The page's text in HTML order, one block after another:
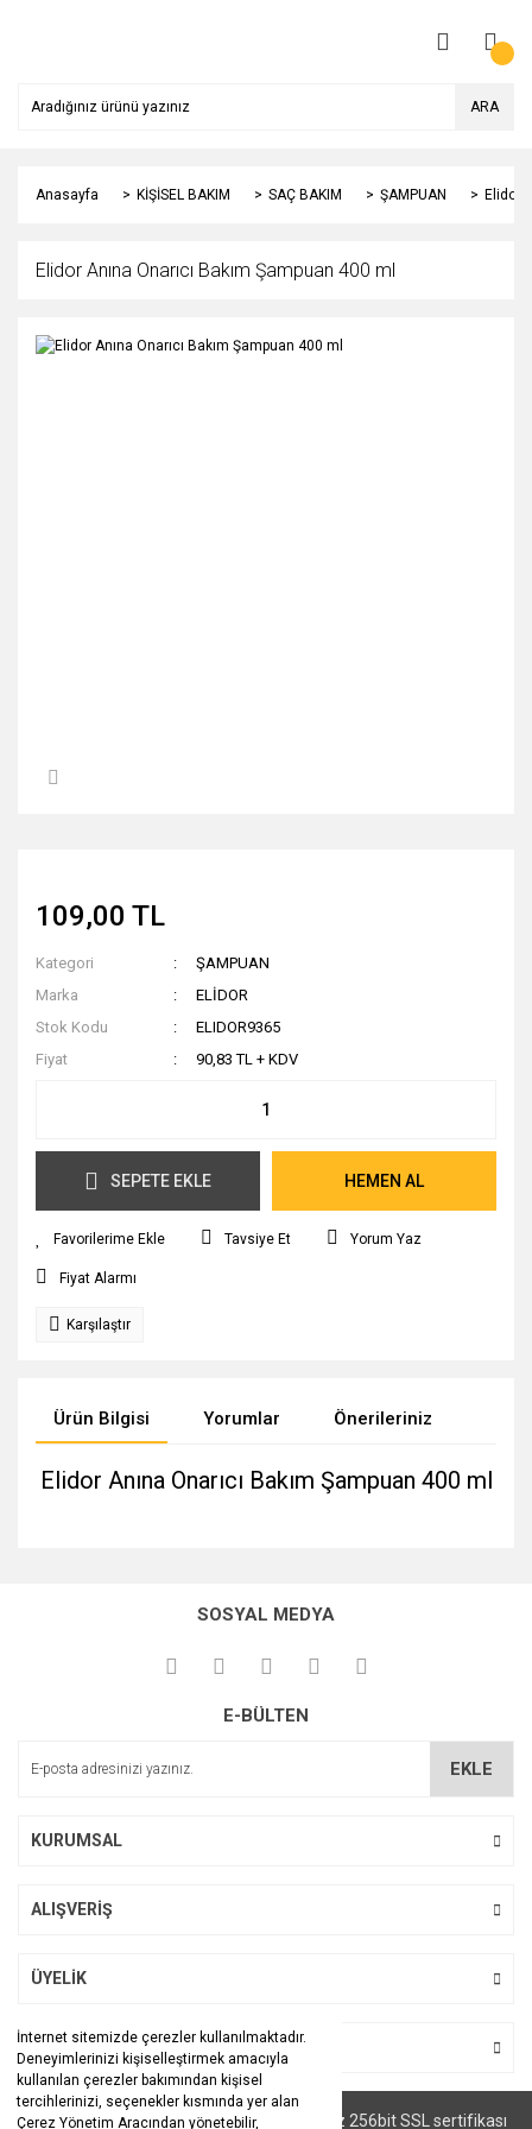
İnternet sitemizde çerezler kullanılmaktadır.
Deneyimlerinizi kişiselleştirmek amacıyla
kullanılan çerezler bakımından kişisel
tercihlerinizi, seçenekler kısmında yer alan
Çerez Yönetim Aracından yönetebilir,
ARA
Anasayfa KİŞİSEL BAKIM SAÇ BAKIM ŞAMPUAN Elidor
Elidor Anına Onarıcı Bakım Şampuan 400 ml
109,00 TL
Kategori
ŞAMPUAN
Marka
ELİDOR
Stok Kodu
ELIDOR9365
Fiyat
90,83 TL + KDV
SEPETE EKLE HEMEN AL
Tavsiye Et Yorum Yaz
Fiyat Alarmı
Karşılaştır
Ürün Bilgisi Yorumlar Önerileriniz
Elidor Anına Onarıcı Bakım Şampuan 400 ml
kullanarak tarafımıza iletebilirsiniz.
Görüş ve önerileriniz için teşekkür ederiz.
Ürün açıklamasında eksik bilgiler bulunuyor.
SOSYAL MEDYA
E-BÜLTEN
EKLE
KURUMSAL
ALIŞVERİŞ
ÜYELİK
BİZİ TAKİP EDİN
© Tüm hakları saklıdır. Kredi kartı bilgileriniz 256bit SSL sertifikası